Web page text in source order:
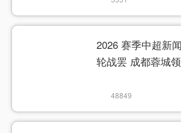
2026 赛季中超新
轮战罢 成都蓉城
48849